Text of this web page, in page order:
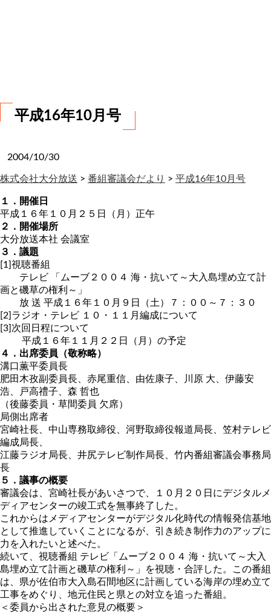
平成16年10月号
2004/10/30
株式会社大分放送 > 番組審議会だより > 平成16年10月号
１．開催日
平成１６年１０月２５日（月）正午
２．開催場所
大分放送本社 会議室
３．議題
[1]視聴番組
テレビ 「ムーブ２００４ 海・抗いて～大入島埋め立て計
画と磯草の権利～」
放 送 平成１６年１０月９日（土）７：００～７：３０
[2]ラジオ・テレビ １０・１１月編成について
[3]次回日程について
平成１６年１１月２２日（月）の予定
４．出席委員（敬称略）
溝口薫平委員長
肥田木孜副委員長、赤尾重信、由佐康子、川原 大、伊藤安
浩、戸高禮子、森 哲也
（後藤委員・草間委員 欠席）
局側出席者
宮崎社長、中山専務取締役、河野取締役報道局長、笠村テレビ
編成局長、
江藤ラジオ局長、井尻テレビ制作局長、竹内番組審議会事務局
長
５．議事の概要
審議会は、宮崎社長があいさつで、１０月２０日にデジタルメ
ディアセンターの竣工式を無事終了した。
これからはメディアセンターがデジタル化時代の情報発信基地
として推進していくことになるが、引き続き制作力のアップに
力を入れたいと述べた。
続いて、視聴番組 テレビ「ムーブ２００４ 海・抗いて～大入
島埋め立て計画と磯草の権利～」を視聴・合評した。この番組
は、県が佐伯市大入島石間地区に計画している海岸の埋め立て
工事をめぐり、地元住民と県との対立を追った番組。
＜委員から出された意見の概要＞